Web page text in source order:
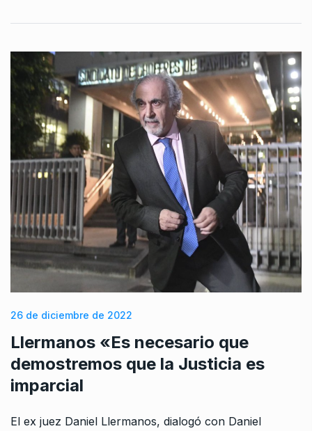
26 de diciembre de 2022
Llermanos «Es necesario que
demostremos que la Justicia es
imparcial
El ex juez Daniel Llermanos, dialogó con Daniel